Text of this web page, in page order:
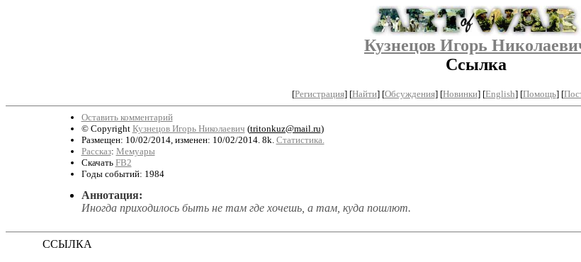
Кузнецов Игорь
Ссылка
[Регистрация] [Найти] [Обсуждения] [Новинки] [English] [Помощь] [
Оставить комментарий
© Copyright Кузнецов Игорь Николаевич (tritonkuz@mail.ru)
Размещен: 10/02/2014, изменен: 10/02/2014. 8k. Статистика.
Рассказ: Мемуары
Скачать FB2
Годы событий: 1984
Аннотация:
Иногда приходилось быть не там где хочешь, а там, куда пошлют.
ССЫЛКА